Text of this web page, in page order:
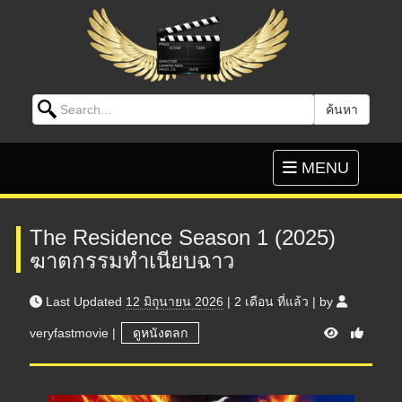
Search for: ค้นหา
Toggle
navigation
MENU
The Residence Season 1 (2025)
ฆาตกรรมทำเนียบฉาว
Last Updated 12 มิถุนายน 2026 | 2 เดือน ที่แล้ว | by
veryfastmovie | ดูหนังตลก V
i
e